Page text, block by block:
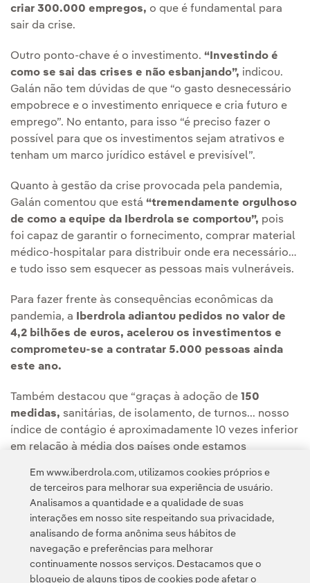
criar 300.000 empregos, o que é fundamental para
sair da crise.
Outro ponto-chave é o investimento. “Investindo é
como se sai das crises e não esbanjando”, indicou.
Galán não tem dúvidas de que “o gasto desnecessário
empobrece e o investimento enriquece e cria futuro e
emprego”. No entanto, para isso “é preciso fazer o
possível para que os investimentos sejam atrativos e
tenham um marco jurídico estável e previsível”.
Quanto à gestão da crise provocada pela pandemia,
Galán comentou que está “tremendamente orgulhoso
de como a equipe da Iberdrola se comportou”, pois
foi capaz de garantir o fornecimento, comprar material
médico-hospitalar para distribuir onde era necessário…
e tudo isso sem esquecer as pessoas mais vulneráveis.
Para fazer frente às consequências econômicas da
pandemia, a
Iberdrola adiantou pedidos no valor de
4,2 bilhões de euros, acelerou os investimentos e
comprometeu-se a contratar 5.000 pessoas ainda
este ano.
Também destacou que “graças à adoção de 150
medidas, sanitárias, de isolamento, de turnos... nosso
índice de contágio é aproximadamente 10 vezes inferior
em relação à média dos países onde estamos
Contato Clientes Política de Privacidade Informação legal
Em www.iberdrola.com, utilizamos cookies próprios e
de terceiros para melhorar sua experiência de usuário.
Analisamos a quantidade e a qualidade de suas
interações em nosso site respeitando sua privacidade,
analisando de forma anônima seus hábitos de
navegação e preferências para melhorar
continuamente nossos serviços. Destacamos que o
bloqueio de alguns tipos de cookies pode afetar o